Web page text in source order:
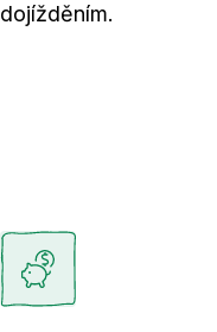
dojížděním.